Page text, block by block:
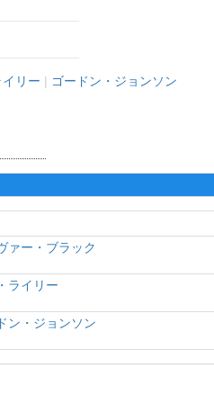
リー | ゴードン・ジョンソン
ァー・ブラック
ライリー
ン・ジョンソン